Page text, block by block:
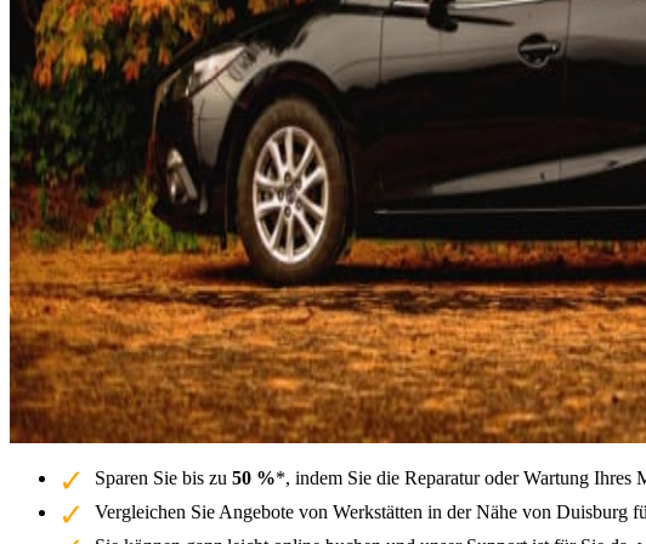
Sparen Sie bis zu 50 %*, indem Sie die Reparatur oder Wartung Ihres
Vergleichen Sie Angebote von Werkstätten in der Nähe von Duisburg